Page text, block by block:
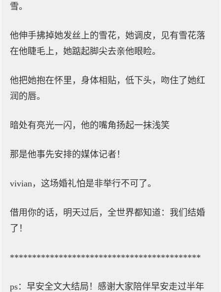
雪。
他伸手拂掉她发丝上的雪花，她调皮，见有雪花落
在他睫毛上，她踮起脚尖去亲他眼睑。
他把她抱在怀里，身体相贴，低下头，吻住了她红
润的唇。
暗处有亮光一闪，他的嘴角扬起一抹浅笑
那是他事先安排的媒体记者！
vivian，这场婚礼怕是非举行不可了。
借用你的话，明天过后，全世界都知道：我们结婚
了！
*******************************************
ps：早安全文大结局！感谢大家陪伴早安走过半年